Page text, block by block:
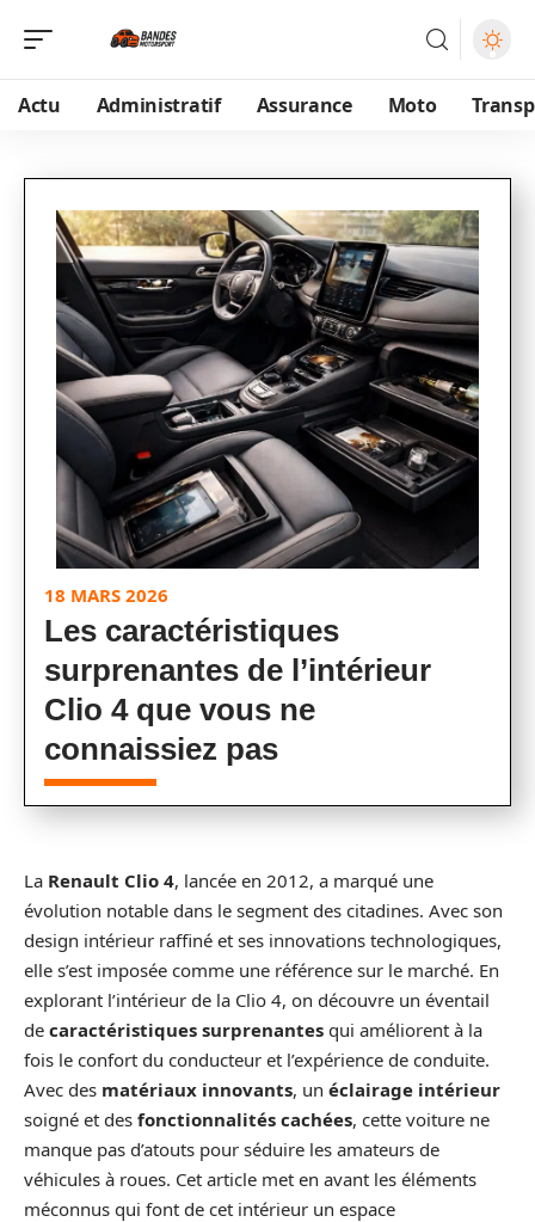
Actu Administratif Assurance Moto
18 MARS 2026
Les caractéristiques
surprenantes de l’intérieur
Clio 4 que vous ne
connaissiez pas
La Renault Clio 4, lancée en 2012, a marqué une
évolution notable dans le segment des citadines. Avec son
design intérieur raffiné et ses innovations technologiques,
elle s’est imposée comme une référence sur le marché. En
explorant l’intérieur de la Clio 4, on découvre un éventail
de caractéristiques surprenantes qui améliorent à la
fois le confort du conducteur et l’expérience de conduite.
Avec des matériaux innovants, un éclairage intérieur
soigné et des fonctionnalités cachées, cette voiture ne
manque pas d’atouts pour séduire les amateurs de
véhicules à roues. Cet article met en avant les éléments
méconnus qui font de cet intérieur un espace